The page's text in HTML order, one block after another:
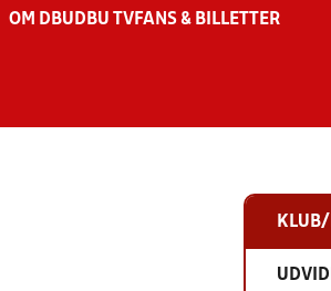
OM DBU DBU TV FANS & BILLETTER